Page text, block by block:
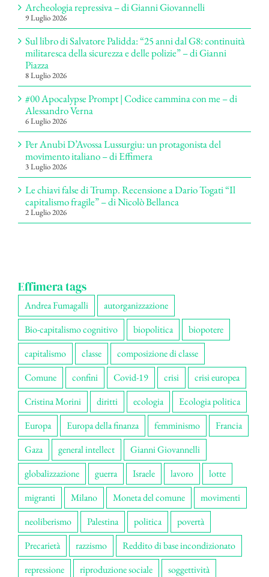
Archeologia repressiva – di Gianni Giovannelli
9 Luglio 2026
Sul libro di Salvatore Palidda: “25 anni dal G8: continuità
militaresca della sicurezza e delle polizie” – di Gianni
Piazza
8 Luglio 2026
#00 Apocalypse Prompt | Codice cammina con me – di
Alessandro Verna
6 Luglio 2026
Per Anubi D’Avossa Lussurgiu: un protagonista del
movimento italiano – di Effimera
3 Luglio 2026
Le chiavi false di Trump. Recensione a Dario Togati “Il
capitalismo fragile” – di Nicolò Bellanca
2 Luglio 2026
Effimera tags
Andrea Fumagalli
autorganizzazione
Bio-capitalismo cognitivo
biopolitica
biopotere
capitalismo
classe
composizione di classe
Comune
confini Covid-19 crisi
crisi europea
Cristina Morini
diritti ecologia
Ecologia politica
Europa
Europa della finanza femminismo
Francia
Gaza
general intellect
Gianni Giovannelli
globalizzazione
guerra Israele lavoro
lotte
migranti
Milano Moneta del comune
movimenti
neoliberismo
Palestina politica
povertà
Precarietà
razzismo
Reddito di base incondizionato
repressione
riproduzione sociale soggettività